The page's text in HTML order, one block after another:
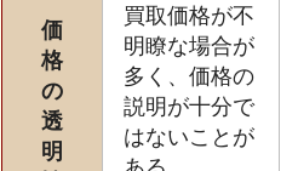
価
格
の
透
明
買取価格が不
明瞭な場合が
多く、価格の
説明が十分で
はないことが